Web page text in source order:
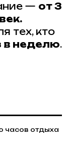
— от 3
тех, кто
в неделю.
часов отдыха